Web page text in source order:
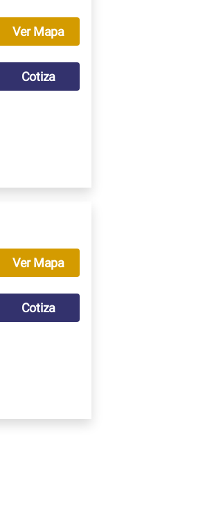
Ver Mapa
Cotiza
Ver Mapa
Cotiza